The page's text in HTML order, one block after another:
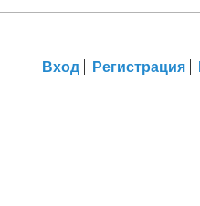
Вход Регистрация